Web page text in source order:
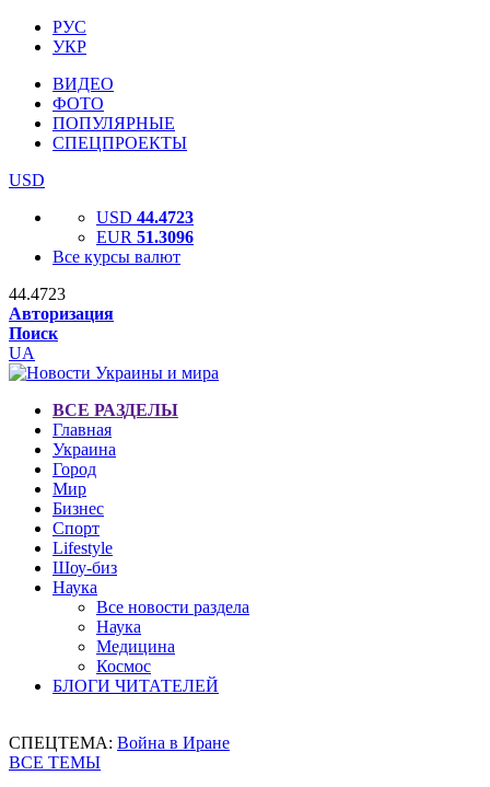
РУС
УКР
ВИДЕО
ФОТО
ПОПУЛЯРНЫЕ
СПЕЦПРОЕКТЫ
USD
USD 44.4723
EUR 51.3096
Все курсы валют
44.4723
Авторизация
Поиск
UA
ВСЕ РАЗДЕЛЫ
Главная
Украина
Город
Мир
Бизнес
Спорт
Lifestyle
Шоу-биз
Наука
Все новости раздела
Наука
Медицина
Космос
БЛОГИ ЧИТАТЕЛЕЙ
СПЕЦТЕМА: Война в Иране
ВСЕ ТЕМЫ